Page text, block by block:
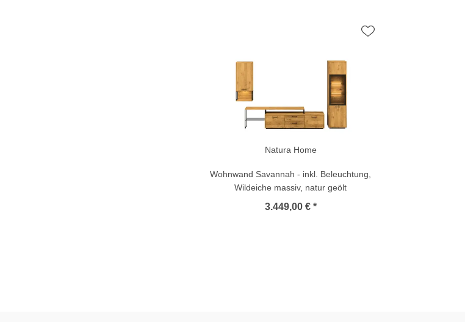
Natura Home
Wohnwand Savannah - inkl. Beleuchtung,
Wildeiche massiv, natur geölt
3.449,00 € *